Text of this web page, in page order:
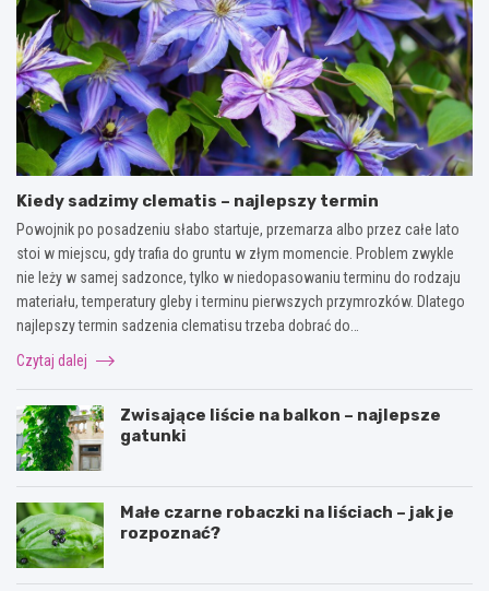
Kiedy sadzimy clematis – najlepszy termin
Powojnik po posadzeniu słabo startuje, przemarza albo przez całe lato
stoi w miejscu, gdy trafia do gruntu w złym momencie. Problem zwykle
nie leży w samej sadzonce, tylko w niedopasowaniu terminu do rodzaju
materiału, temperatury gleby i terminu pierwszych przymrozków. Dlatego
najlepszy termin sadzenia clematisu trzeba dobrać do…
Czytaj dalej
Zwisające liście na balkon – najlepsze
gatunki
Małe czarne robaczki na liściach – jak je
rozpoznać?